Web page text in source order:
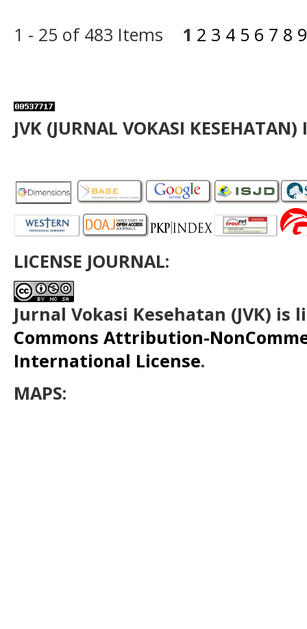
1 - 25 of 483 Items 1 2 3 4 5 6 7 8 9
JVK (JURNAL VOKASI KESEHATAN)
LICENSE JOURNAL:
Jurnal Vokasi Kesehatan (JVK) is
Commons Attribution-
International License.
MAPS: